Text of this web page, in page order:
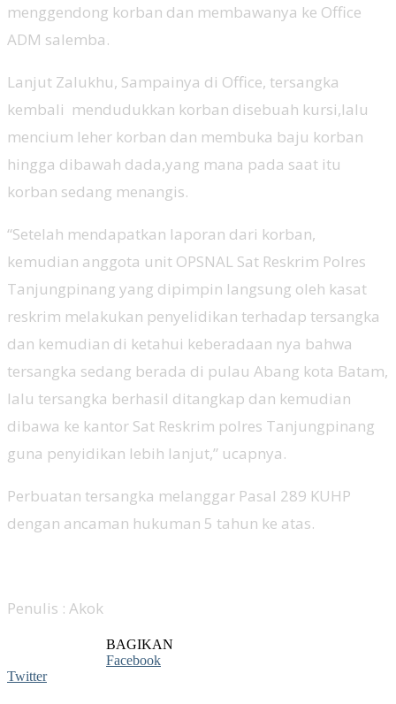
menggendong korban dan membawanya ke Office
ADM salemba.
Lanjut Zalukhu, Sampainya di Office, tersangka
kembali mendudukkan korban disebuah kursi,lalu
mencium leher korban dan membuka baju korban
hingga dibawah dada,yang mana pada saat itu
korban sedang menangis.
“Setelah mendapatkan laporan dari korban,
kemudian anggota unit OPSNAL Sat Reskrim Polres
Tanjungpinang yang dipimpin langsung oleh kasat
reskrim melakukan penyelidikan terhadap tersangka
dan kemudian di ketahui keberadaan nya bahwa
tersangka sedang berada di pulau Abang kota Batam,
lalu tersangka berhasil ditangkap dan kemudian
dibawa ke kantor Sat Reskrim polres Tanjungpinang
guna penyidikan lebih lanjut,” ucapnya.
Perbuatan tersangka melanggar Pasal 289 KUHP
dengan ancaman hukuman 5 tahun ke atas.
Penulis : Akok
BAGIKAN
Facebook
Twitter